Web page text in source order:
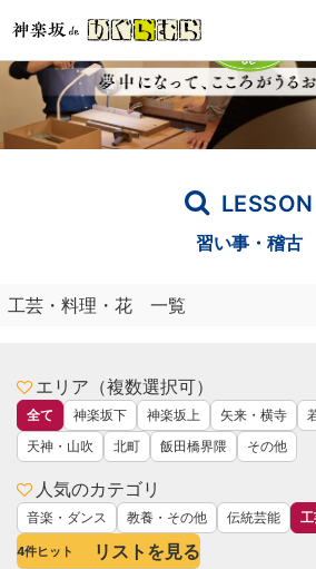
LESSON
習い事・稽古
工芸・料理・花 一覧
エリア（複数選択可）
全て 神楽坂下 神楽坂上 矢来・横寺
天神・山吹
北町 飯田橋界隈 その他
人気のカテゴリ
音楽・ダンス 教養・その他 伝統芸能
4件ヒット
リストを見る